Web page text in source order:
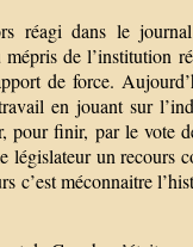
réagi dans le
de l’institution
de force.
en jouant sur
pour finir, par le vote
législateur un recours
c’est méconnaitre